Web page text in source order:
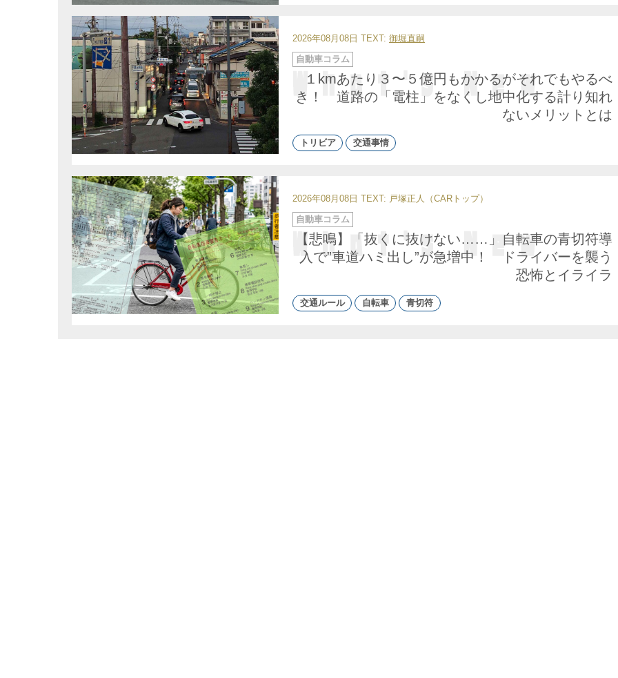
2026年08月08日 TEXT: 御堀直嗣
１kmあたり３〜５億円もかかるがそれでもやるべ
き！ 道路の「電柱」をなくし地中化する計り知れ
ないメリットとは
カ
テ
自動車コラム
トリビア 交通事情
2026年08月08日 TEXT: 戸塚正人（CARトップ）
【悲鳴】「抜くに抜けない……」自転車の青切符導
入で”車道ハミ出し”が急増中！ ドライバーを襲う
恐怖とイライラ
カ
テ
自動車コラム
交通ルール 自転車 青切符